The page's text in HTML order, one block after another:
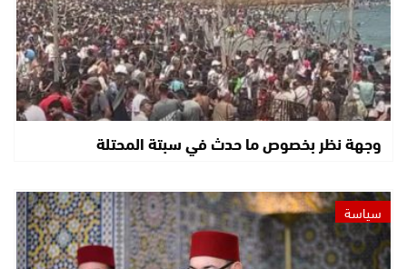
وجهة نظر بخصوص ما حدث في سبتة المحتلة
سياسة